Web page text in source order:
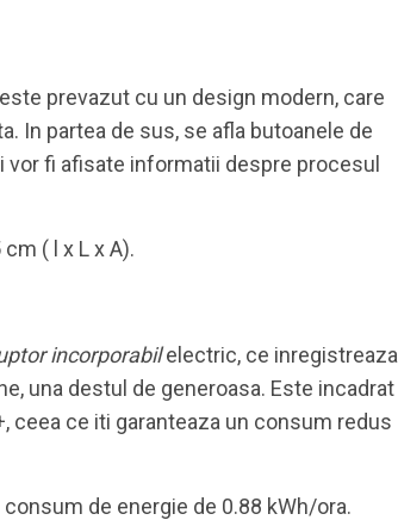
este prevazut cu un design modern, care
In partea de sus, se afla butoanele de
vor fi afisate informatii despre procesul
( l x L x A).
incorporabilelectric, ce inregistreaza
una destul de generoasa. Este incadrat
ceea ce iti garanteaza un consum redus
de energie de 0.88 kWh/ora.